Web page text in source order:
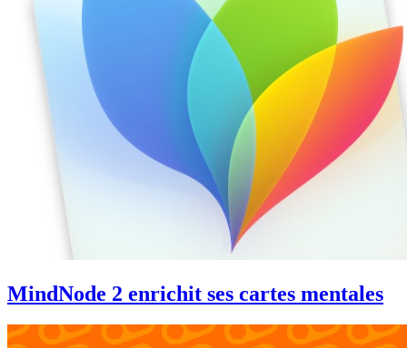
MindNode 2 enrichit ses cartes mentales